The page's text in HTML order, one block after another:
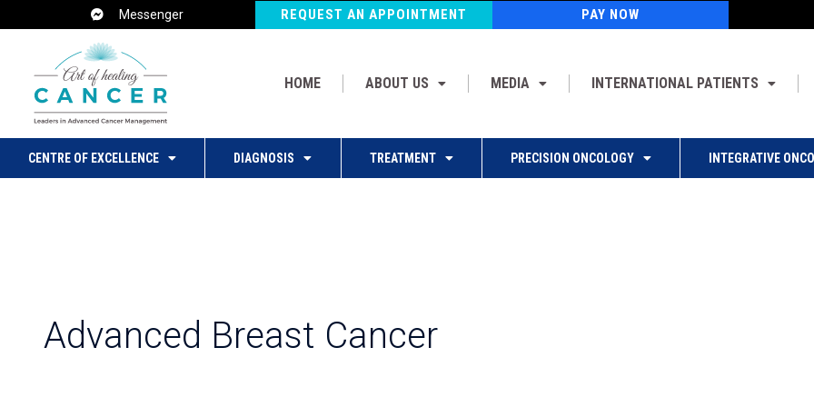
Messenger REQUEST AN APPOINTMENT PAY NOW
HOME ABOUT US MEDIA INTERNATIONAL PATIENTS
CENTRE OF EXCELLENCE DIAGNOSIS TREATMENT PRECISION ONCOLOGY INTEGRATIVE
Advanced Breast Cancer
pagination